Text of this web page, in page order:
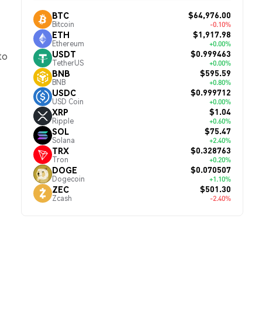
BTC
Bitcoin
$64,976.00
-0.10%
ETH
Ethereum
$1,917.98
+0.00%
USDT
TetherUS
$0.999463
+0.00%
BNB
BNB
$595.59
+0.80%
USDC
USD Coin
$0.999712
+0.00%
XRP
Ripple
$1.04
+0.60%
SOL
Solana
$75.47
+2.40%
TRX
Tron
$0.328763
+0.20%
DOGE
Dogecoin
$0.070507
+1.10%
ZEC
Zcash
$501.30
-2.40%